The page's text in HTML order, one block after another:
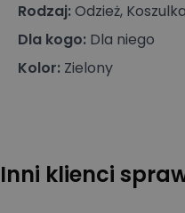
Rodzaj:Odzież, Koszulka
Dla kogo: Dla niego
Kolor: Zielony
Inni klienci